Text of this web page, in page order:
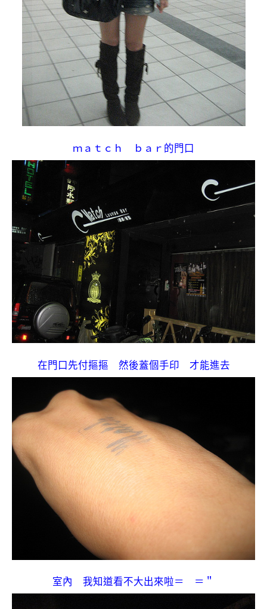
ｍａｔｃｈ ｂａｒ的門口
在門口先付摳摳 然後蓋個手印 才能進去
室內 我知道看不大出來啦＝ ＝＂